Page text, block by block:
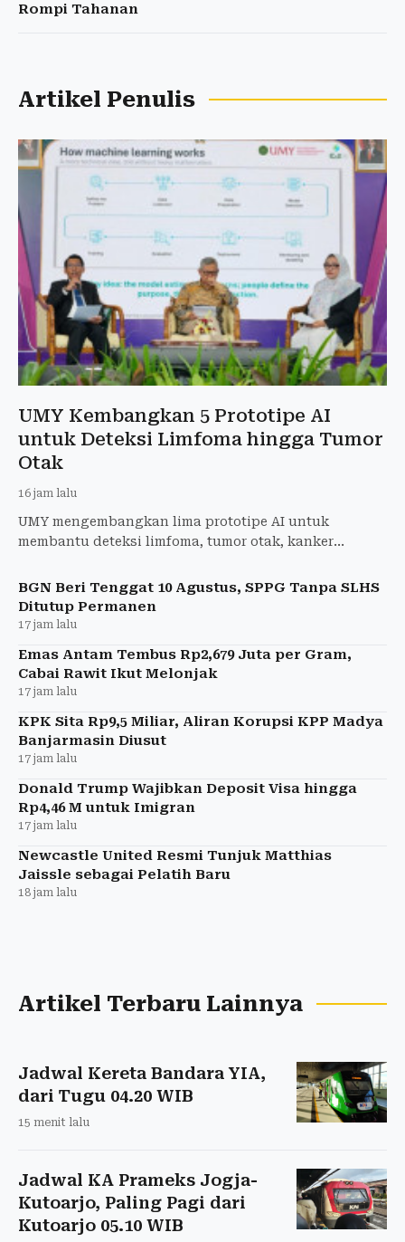
Rompi Tahanan
Artikel Penulis
UMY Kembangkan 5 Prototipe AI
untuk Deteksi Limfoma hingga Tumor
Otak
16 jam lalu
UMY mengembangkan lima prototipe AI untuk
membantu deteksi limfoma, tumor otak, kanker
BGN Beri Tenggat 10 Agustus, SPPG Tanpa SLHS
Ditutup Permanen
17 jam lalu
Emas Antam Tembus Rp2,679 Juta per Gram,
Cabai Rawit Ikut Melonjak
17 jam lalu
KPK Sita Rp9,5 Miliar, Aliran Korupsi KPP Madya
Banjarmasin Diusut
17 jam lalu
Donald Trump Wajibkan Deposit Visa hingga
Rp4,46 M untuk Imigran
17 jam lalu
Newcastle United Resmi Tunjuk Matthias
Jaissle sebagai Pelatih Baru
18 jam lalu
Artikel Terbaru Lainnya
Jadwal Kereta Bandara YIA,
dari Tugu 04.20 WIB
15 menit lalu
Jadwal KA Prameks Jogja-
Kutoarjo, Paling Pagi dari
Kutoarjo 05.10 WIB